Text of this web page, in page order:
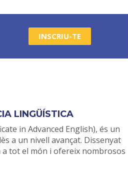
INSCRIU-TE
LINGÜÍSTICA
in Advanced English), és un
a un nivell avançat. Dissenyat
a tot el món i ofereix nombrosos